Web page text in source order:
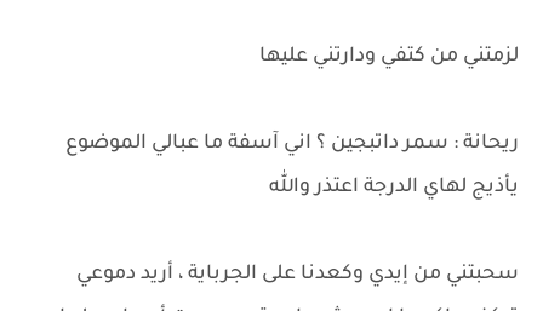
لزمتني من كتفي ودارتني عليها
ريحانة : سمر داتبجين ؟ اني آسفة ما عبالي الموضوع
يأذيج لهاي الدرجة اعتذر والله
سحبتني من إيدي وكعدنا على الجرباية ، أريد دموعي